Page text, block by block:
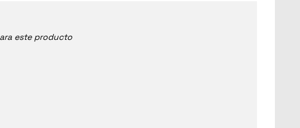
este producto